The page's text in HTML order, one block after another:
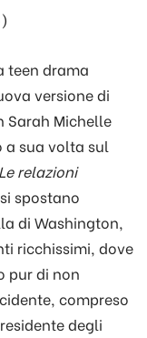
teen drama
versione di
Sarah Michelle
a sua volta sul
Le relazioni
spostano
di Washington,
ricchissimi, dove
pur di non
compreso
degli